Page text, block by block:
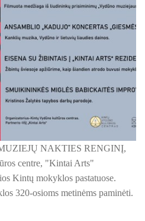
,,MAŽOSIOS LIETUVOS MOKYKLA-
,,MAŽOSIOS LIETUVOS MOKYKLA-
,,MAŽOSIOS LIETUVOS MOKYKLA-
,,MAŽOSIOS LIETUVOS MOKYKLA-
,,MAŽOSIOS LIETUVOS MOKYKLA-
,,MAŽOSIOS LIETUVOS MOKYKLA-
SKŪNĖ". Pavasario keramikos
SKŪNĖ". Keramikos dirbtuvėse-
NAKTIES RENGINĮ,
centre, "Kintai Arts"
Kintų mokyklos pastatuose.
320-osioms metinėms paminėti.